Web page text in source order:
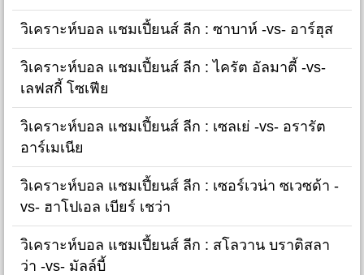
วิเคราะห์บอล แชมเปี้ยนส์ ลีก : ซาบาห์ -vs- อาร์ฮุส
วิเคราะห์บอล แชมเปี้ยนส์ ลีก : ไครัต อัลมาตี้ -vs-
เลฟสกี้ โซเฟีย
วิเคราะห์บอล แชมเปี้ยนส์ ลีก : เซลเย่ -vs- อรารัต
อาร์เมเนีย
วิเคราะห์บอล แชมเปี้ยนส์ ลีก : เซอร์เวน่า ซเวซด้า -
vs- ฮาโปเอล เบียร์ เชว่า
วิเคราะห์บอล แชมเปี้ยนส์ ลีก : สโลวาน บราติสลา
ว่า -vs- มัลล์บี้